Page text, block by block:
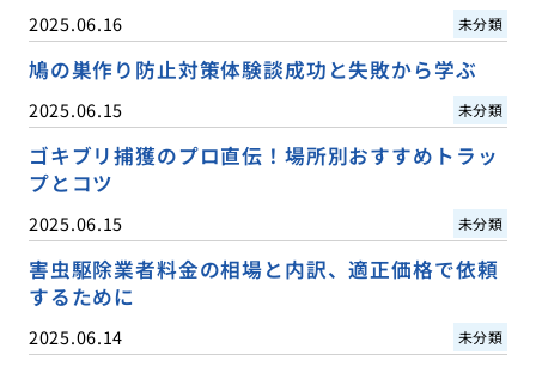
2025.06.16 未分類
鳩の巣作り防止対策体験談成功と失敗から学ぶ
2025.06.15 未分類
ゴキブリ捕獲のプロ直伝！場所別おすすめトラッ
プとコツ
2025.06.15 未分類
害虫駆除業者料金の相場と内訳、適正価格で依頼
するために
2025.06.14 未分類